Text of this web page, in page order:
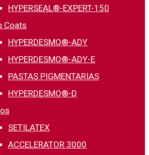
HYPERSEAL®-EXPERT-150
Coats
HYPERDESMO®-ADY
HYPERDESMO®-ADY-E
PASTAS PIGMENTARIAS
HYPERDESMO®-D
SETILATEX
ACCELERATOR 3000